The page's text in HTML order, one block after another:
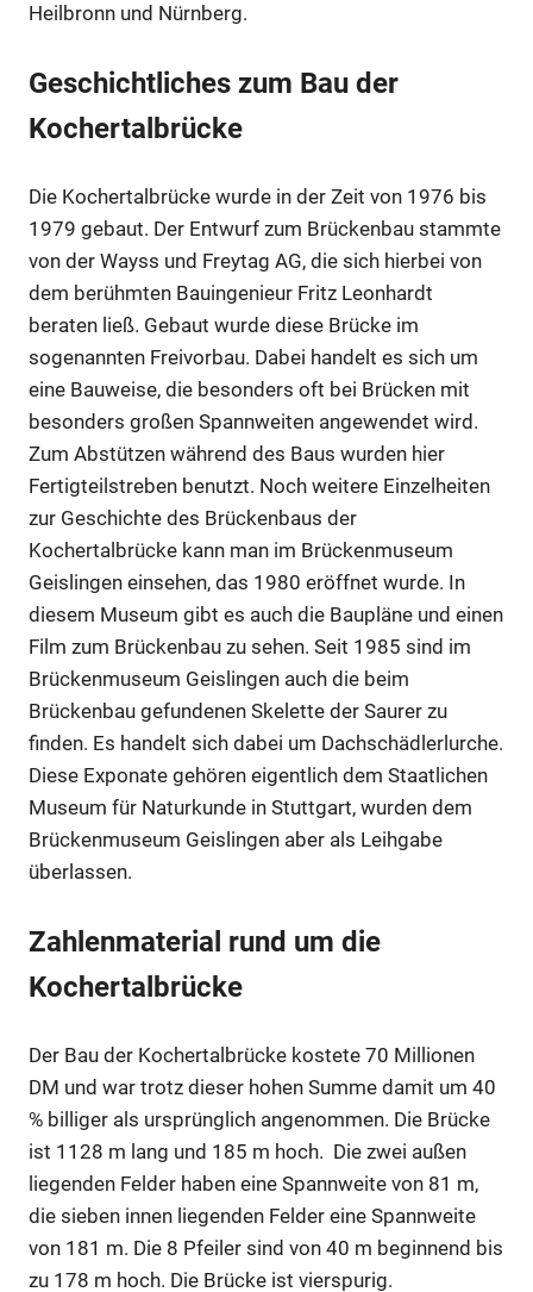
Heilbronn und Nürnberg.
Geschichtliches zum Bau der
Kochertalbrücke
Die Kochertalbrücke wurde in der Zeit von 1976 bis
1979 gebaut. Der Entwurf zum Brückenbau stammte
von der Wayss und Freytag AG, die sich hierbei von
dem berühmten Bauingenieur Fritz Leonhardt
beraten ließ. Gebaut wurde diese Brücke im
sogenannten Freivorbau. Dabei handelt es sich um
eine Bauweise, die besonders oft bei Brücken mit
besonders großen Spannweiten angewendet wird.
Zum Abstützen während des Baus wurden hier
Fertigteilstreben benutzt. Noch weitere Einzelheiten
zur Geschichte des Brückenbaus der
Kochertalbrücke kann man im Brückenmuseum
Geislingen einsehen, das 1980 eröffnet wurde. In
diesem Museum gibt es auch die Baupläne und einen
Film zum Brückenbau zu sehen. Seit 1985 sind im
Brückenmuseum Geislingen auch die beim
Brückenbau gefundenen Skelette der Saurer zu
finden. Es handelt sich dabei um Dachschädlerlurche.
Diese Exponate gehören eigentlich dem Staatlichen
Museum für Naturkunde in Stuttgart, wurden dem
Brückenmuseum Geislingen aber als Leihgabe
überlassen.
Zahlenmaterial rund um die
Kochertalbrücke
Der Bau der Kochertalbrücke kostete 70 Millionen
DM und war trotz dieser hohen Summe damit um 40
% billiger als ursprünglich angenommen. Die Brücke
ist 1128 m lang und 185 m hoch. Die zwei außen
liegenden Felder haben eine Spannweite von 81 m,
die sieben innen liegenden Felder eine Spannweite
von 181 m. Die 8 Pfeiler sind von 40 m beginnend bis
zu 178 m hoch. Die Brücke ist vierspurig.